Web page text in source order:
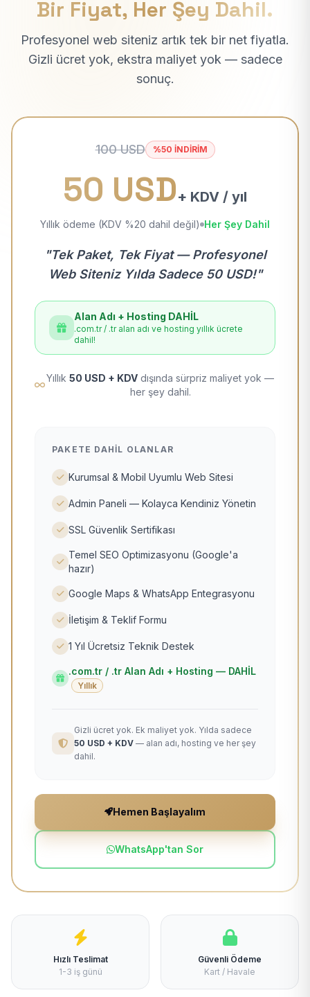
Bir Fiyat, Her Şey Dahil.
Profesyonel web siteniz artık tek bir net fiyatla.
Gizli ücret yok, ekstra maliyet yok — sadece
sonuç.
100 USD %50 İNDİRİM
50 USD+ KDV / yıl
Yıllık ödeme (KDV %20 dahil değil) Her Şey Dahil
"Tek Paket, Tek Fiyat — Profesyonel
Web Siteniz Yılda Sadece 50 USD!"
Alan Adı + Hosting DAHİL
.com.tr / .tr alan adı ve hosting yıllık ücrete
dahil!
Yıllık 50 USD + KDV dışında sürpriz maliyet yok —
her şey dahil.
PAKETE DAHIL OLANLAR
Kurumsal & Mobil Uyumlu Web Sitesi
Admin Paneli — Kolayca Kendiniz Yönetin
SSL Güvenlik Sertifikası
Temel SEO Optimizasyonu (Google'a
hazır)
Google Maps & WhatsApp Entegrasyonu
İletişim & Teklif Formu
1 Yıl Ücretsiz Teknik Destek
.com.tr / .tr Alan Adı + Hosting — DAHİL
Yıllık
Gizli ücret yok. Ek maliyet yok. Yılda sadece
50 USD + KDV — alan adı, hosting ve her şey
dahil.
Hemen Başlayalım
WhatsApp'tan Sor
Hızlı Teslimat
1-3 iş günü
Güvenli Ödeme
Kart / Havale